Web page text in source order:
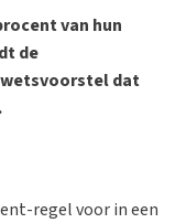
van hun
de
dat
regel voor in een